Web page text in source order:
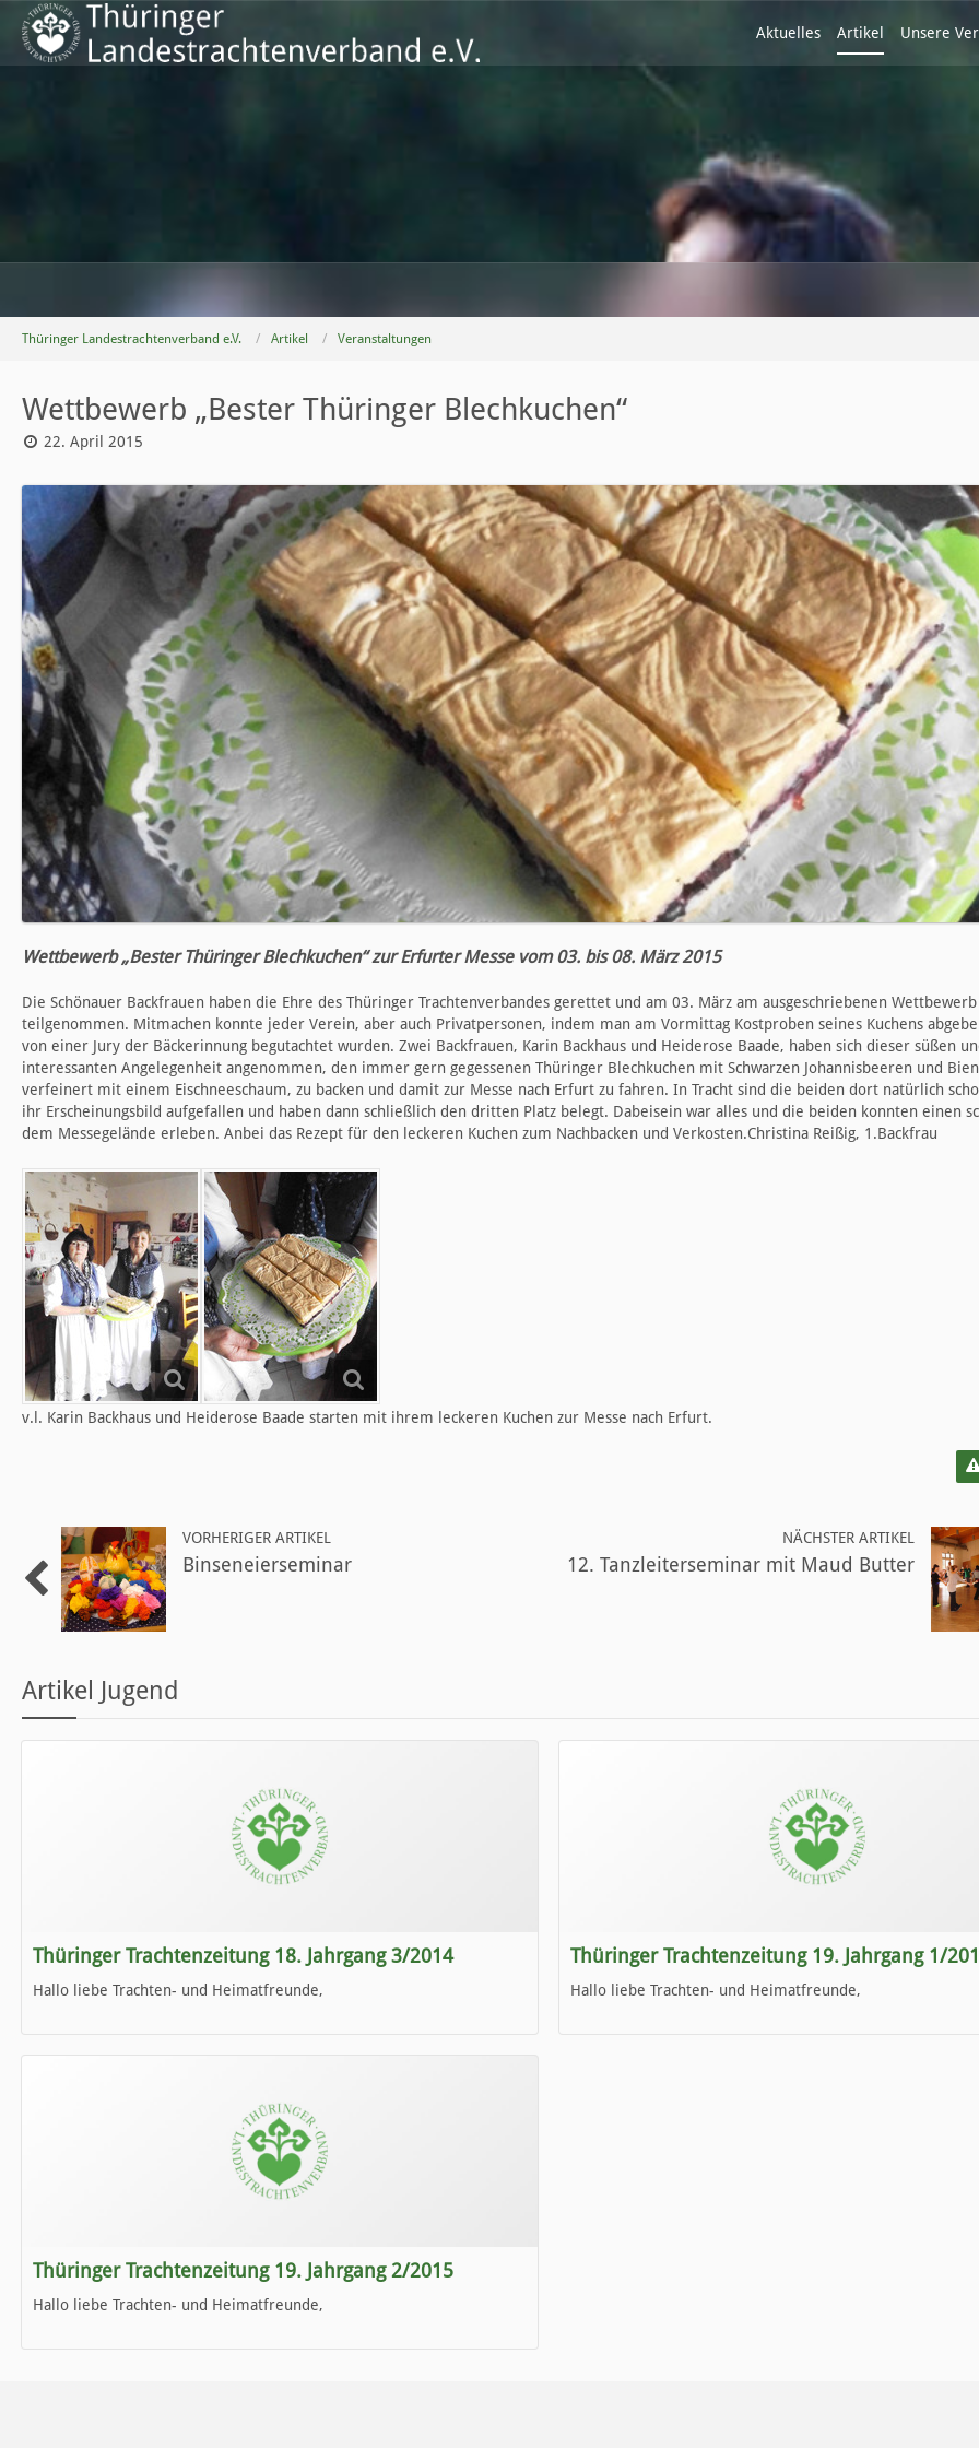
Aktuelles Artikel Unsere
Thüringer Landestrachtenverband e.V. Artikel Veranstaltungen
Wettbewerb „Bester Thüringer Blechkuchen“
22. April 2015
Wettbewerb „Bester Thüringer Blechkuchen“ zur Erfurter Messe vom 03. bis 08. März 2015
Die Schönauer Backfrauen haben die Ehre des Thüringer Trachtenverbandes gerettet und am 03. März am ausgeschriebenen Wettbewerb
teilgenommen. Mitmachen konnte jeder Verein, aber auch Privatpersonen, indem man am Vormittag Kostproben seines Kuchens
von einer Jury der Bäckerinnung begutachtet wurden. Zwei Backfrauen, Karin Backhaus und Heiderose Baade, haben sich dieser süßen
interessanten Angelegenheit angenommen, den immer gern gegessenen Thüringer Blechkuchen mit Schwarzen Johannisbeeren und
verfeinert mit einem Eischneeschaum, zu backen und damit zur Messe nach Erfurt zu fahren. In Tracht sind die beiden dort natürlich
ihr Erscheinungsbild aufgefallen und haben dann schließlich den dritten Platz belegt. Dabeisein war alles und die beiden konnten einen
dem Messegelände erleben. Anbei das Rezept für den leckeren Kuchen zum Nachbacken und Verkosten.Christina Reißig, 1.Backfrau
v.l. Karin Backhaus und Heiderose Baade starten mit ihrem leckeren Kuchen zur Messe nach Erfurt.
VORHERIGER ARTIKEL
Binseneierseminar
NÄCHSTER ARTIKEL
12. Tanzleiterseminar mit Maud Butter
Artikel Jugend
Thüringer Trachtenzeitung 18. Jahrgang 3/2014
Hallo liebe Trachten- und Heimatfreunde,
Wir wünschen Euch viel Spaß beim Lesen.
Thüringer Trachtenzeitung 19. Jahrgang 1/
Hallo liebe Trachten- und Heimatfreunde,
Thüringer Trachtenzeitung 19. Jahrgang 2/2015
Hallo liebe Trachten- und Heimatfreunde,